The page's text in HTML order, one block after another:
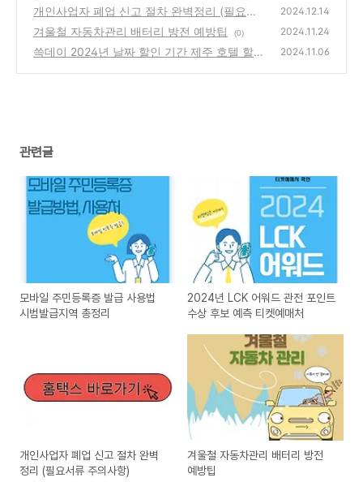
측 티켓예매처
(0)
개인사업자 폐업 신고 절차 완벽정리 (필요서
류 주의사항)
(0)
2024.12.14
겨울철 자동차관리 배터리 방전 예방팁 (0) 2024.11.24
쓱데이 2024년 날짜 할인 기간 제주 호텔 할인
2024.11.06
관련글
모바일 주민등록증 발급 사용법
시범발급지역 총정리
2024년 LCK 어워드 관전 포인트
수상 후보 예측 티켓예매처
개인사업자 폐업 신고 절차 완벽
정리 (필요서류 주의사항)
겨울철 자동차관리 배터리 방전
예방팁